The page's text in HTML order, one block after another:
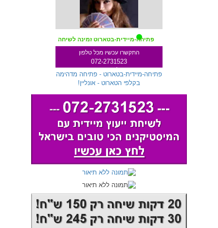
פתיחה-מיידית-בטארוט זמינה לשיחה
התקשרו עכשיו מכל טלפון
072-2731523
פתיחה-מיידית-בטארוט - פתיחה מדהימה
בקלפי הטארוט - אונליין!